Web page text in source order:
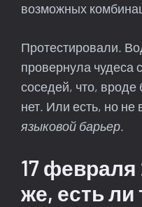
возможных
Протестировали.
провернула чудеса
соседей, что,
нет. Или есть, но не
языковой барьер.
17 февраля
же, есть ли